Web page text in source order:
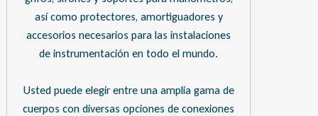
así como protectores, amortiguadores y
accesorios necesarios para las instalaciones
de instrumentación en todo el mundo.
Usted puede elegir entre una amplia gama de
cuerpos con diversas opciones de conexiones